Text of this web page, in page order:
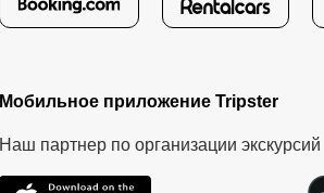
Мобильное приложение Tripster
Наш партнер по организации экскурсий